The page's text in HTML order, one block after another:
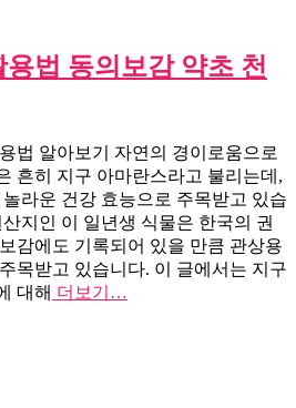
법 동의보감 약초 천
법 알아보기 자연의 경이로움으로
흔히 지구 아마란스라고 불리는데,
라운 건강 효능으로 주목받고 있습
지인 이 일년생 식물은 한국의 권
감에도 기록되어 있을 만큼 관상용
목받고 있습니다. 이 글에서는 지구
대해 더보기…